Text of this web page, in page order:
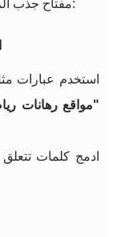
مفتاح جذب الزوار المناسبين. إليك بعض الإرشادات العملية:
استخدم عبارات
"مواقع رهانات
ادمج كلمات